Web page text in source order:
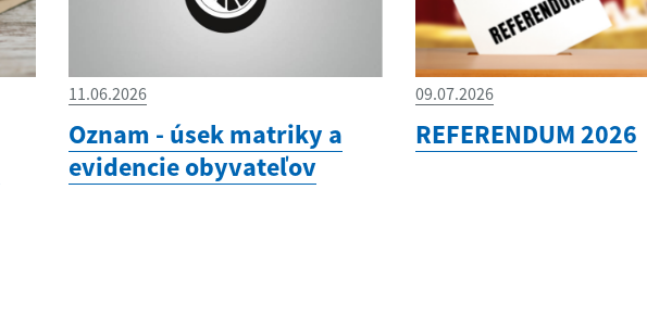
11.06.2026
Oznam - úsek matriky a
evidencie obyvateľov
09.07.2026
REFERENDUM 2026